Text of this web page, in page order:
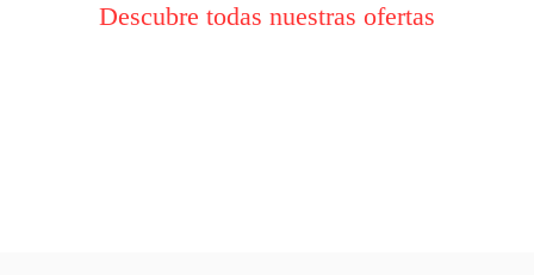
Descubre todas nuestras ofertas